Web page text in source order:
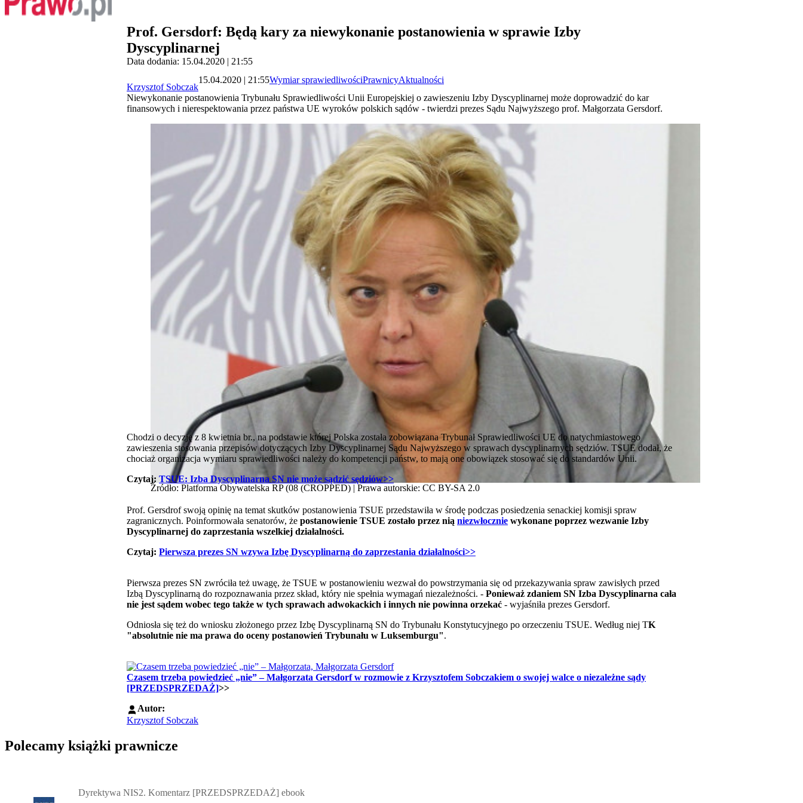
Prof. Gersdorf: Będą kary za niewykonanie postanowienia w sprawie Izby
Dyscyplinarnej
Data dodania: 15.04.2020 | 21:55
Krzysztof Sobczak
15.04.2020 | 21:55Wymiar sprawiedliwościPrawnicyAktualności
Niewykonanie postanowienia Trybunału Sprawiedliwości Unii Europejskiej o zawieszeniu Izby Dyscyplinarnej może doprowadzić do kar
finansowych i nierespektowania przez państwa UE wyroków polskich sądów - twierdzi prezes Sądu Najwyższego prof. Małgorzata Gersdorf.
Źródło: Platforma Obywatelska RP (08 (CROPPED) | Prawa autorskie: CC BY-SA 2.0
Chodzi o decyzję z 8 kwietnia br., na podstawie której Polska została zobowiązana Trybunał Sprawiedliwości UE do natychmiastowego
zawieszenia stosowania przepisów dotyczących Izby Dyscyplinarnej Sądu Najwyższego w sprawach dyscyplinarnych sędziów. TSUE dodał, że
chociaż organizacja wymiaru sprawiedliwości należy do kompetencji państw, to mają one obowiązek stosować się do standardów Unii.
Czytaj: TSUE: Izba Dyscyplinarna SN nie może sądzić sędziów>>
Prof. Gersdrof swoją opinię na temat skutków postanowienia TSUE przedstawiła w środę podczas posiedzenia senackiej komisji spraw
zagranicznych. Poinformowała senatorów, że postanowienie TSUE zostało przez nią niezwłocznie wykonane poprzez wezwanie Izby
Dyscyplinarnej do zaprzestania wszelkiej działalności.
Czytaj: Pierwsza prezes SN wzywa Izbę Dyscyplinarną do zaprzestania działalności>>
Pierwsza prezes SN zwróciła też uwagę, że TSUE w postanowieniu wezwał do powstrzymania się od przekazywania spraw zawisłych przed
Izbą Dyscyplinarną do rozpoznawania przez skład, który nie spełnia wymagań niezależności. - Ponieważ zdaniem SN Izba Dyscyplinarna cała
nie jest sądem wobec tego także w tych sprawach adwokackich i innych nie powinna orzekać - wyjaśniła prezes Gersdorf.
Odniosła się też do wniosku złożonego przez Izbę Dyscyplinarną SN do Trybunału Konstytucyjnego po orzeczeniu TSUE. Według niej TK
"absolutnie nie ma prawa do oceny postanowień Trybunału w Luksemburgu".
Czasem trzeba powiedzieć „nie” – Małgorzata Gersdorf w rozmowie z Krzysztofem Sobczakiem o swojej walce o niezależne sądy
[PRZEDSPRZEDAŻ]>>
Autor:
Krzysztof Sobczak
Polecamy książki prawnicze
Dyrektywa NIS2. Komentarz [PRZEDSPRZEDAŻ] ebook